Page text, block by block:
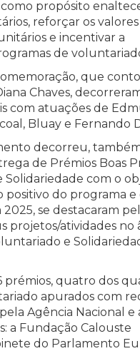
propósito
reforçar os
e incentivar a
de
que
Chaves,
com atuações de
Bluay e Fernando
decorreu,
de Prémios Boas
com o
positivo do programa
se destacaram
projetos/atividades no
e
quatro dos
apurados com
Agência Nacional e
a Fundação Calouste
do Parlamento